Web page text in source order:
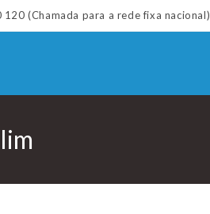
120 (Chamada para a rede fixa nacional)